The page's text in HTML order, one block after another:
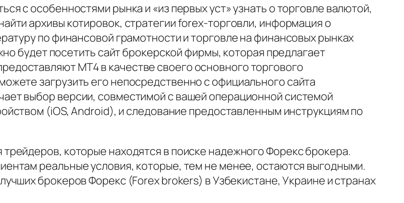
с особенностями рынка и «из первых уст» узнать о торговле валютой,
архивы котировок, стратегии forex-торговли, информация о
по финансовой грамотности и торговле на финансовых рынках
будет посетить сайт брокерской фирмы, которая предлагает
MT4 в качестве своего основного торгового
загрузить его непосредственно с официального сайта
выбор версии, совместимой с вашей операционной системой
(iOS, Android), и следование предоставленным инструкциям по
которые находятся в поиске надежного Форекс брокера.
реальные условия, которые, тем не менее, остаются выгодными.
брокеров Форекс (Forex brokers) в Узбекистане, Украине и странах